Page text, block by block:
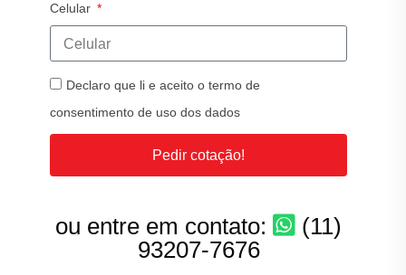
Celular
Declaro que li e aceito o termo de
consentimento de uso dos dados
Pedir cotação!
ou entre em contato:
(11)
93207-7676